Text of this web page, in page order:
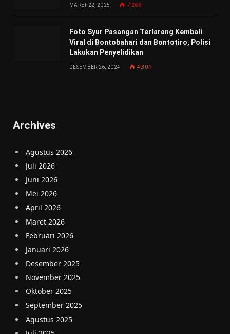
MARET 22, 2025 7,266
Foto Syur Pasangan Terlarang Kembali
Viral di Bontobahari dan Bontotiro, Polisi
Lakukan Penyelidikan
DESEMBER 26, 2024 4,301
Archives
Agustus 2026
Juli 2026
Juni 2026
Mei 2026
April 2026
Maret 2026
Februari 2026
Januari 2026
Desember 2025
November 2025
Oktober 2025
September 2025
Agustus 2025